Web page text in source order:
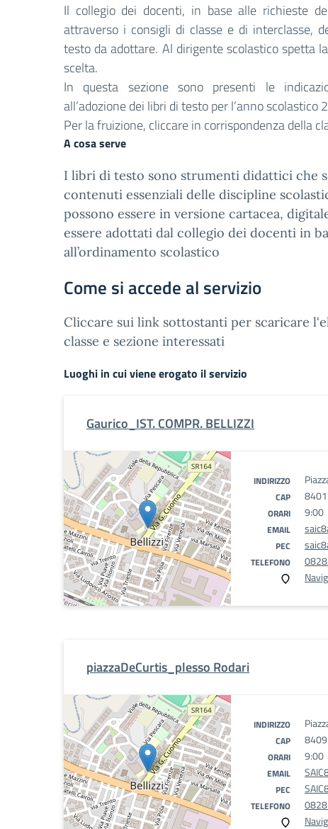
Il collegio dei docenti, in base alle richieste
attraverso i consigli di classe e di interclasse,
testo da adottare. Al dirigente scolastico spetta
scelta.
In questa sezione sono presenti le
all’adozione dei libri di testo per l’anno scolastico
Per la fruizione, cliccare in corrispondenza della
A cosa serve
I libri di testo sono strumenti didattici che
contenuti essenziali delle discipline
possono essere in versione cartacea,
essere adottati dal collegio dei docenti in
all’ordinamento scolastico
Come si accede al servizio
Cliccare sui link sottostanti per scaricare
classe e sezione interessati
Luoghi in cui viene erogato il servizio
Gaurico_IST. COMPR. BELLIZZI
INDIRIZZO
CAP
ORARI 9:00
EMAIL
PEC
TELEFONO
piazzaDeCurtis_plesso Rodari
INDIRIZZO
CAP
ORARI 9:00
EMAIL
PEC
TELEFONO